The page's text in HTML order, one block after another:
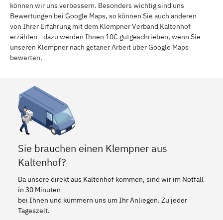
können wir uns verbessern. Besonders wichtig sind uns
Bewertungen bei Google Maps, so können Sie auch anderen
von Ihrer Erfahrung mit dem Klempner Verband Kaltenhof
erzählen - dazu werden Ihnen 10€ gutgeschrieben, wenn Sie
unseren Klempner nach getaner Arbeit über Google Maps
bewerten.
Sie brauchen einen Klempner aus
Kaltenhof?
Da unsere direkt aus Kaltenhof kommen, sind wir im Notfall
in 30 Minuten
bei Ihnen und kümmern uns um Ihr Anliegen. Zu jeder
Tageszeit.